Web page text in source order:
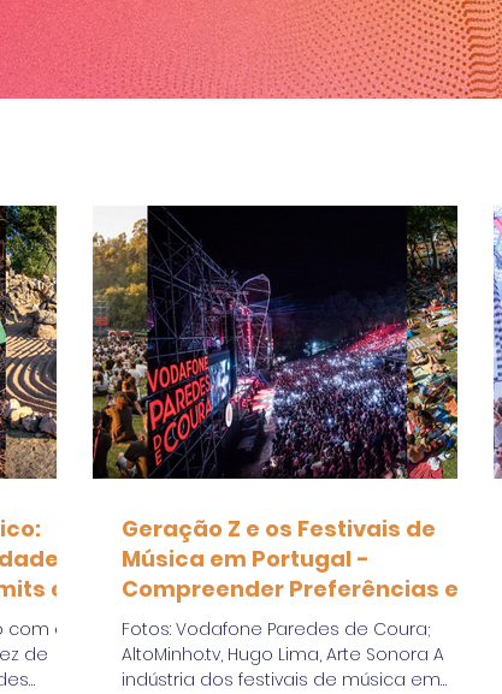
e
as
de
Geração Z e os Festivais de
Música em Portugal -
Compreender Preferências e
Percepções
Fotos: Vodafone Paredes de Coura;
AltoMinho.tv, Hugo Lima, Arte Sonora A
indústria dos festivais de música em